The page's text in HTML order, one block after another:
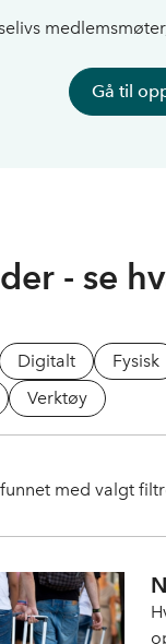
Gå til
- se
Digitalt Fysisk
Verktøy
med valgt